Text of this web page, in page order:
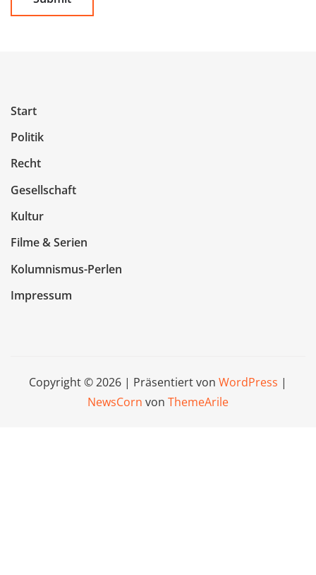
Start
Politik
Recht
Gesellschaft
Kultur
Filme & Serien
Kolumnismus-Perlen
Impressum
Copyright © 2026 | Präsentiert von WordPress |
NewsCorn von ThemeArile